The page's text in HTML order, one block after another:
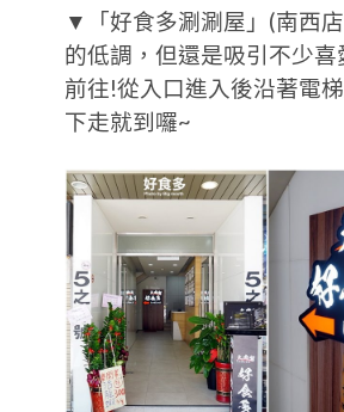
▼「好食多涮涮屋」(南西
的低調，但還是吸引不少喜
前往!從入口進入後沿著電
下走就到囉~